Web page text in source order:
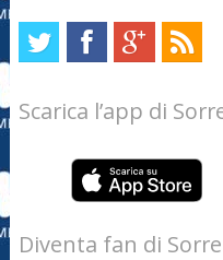
Scarica l’app di
Diventa fan di